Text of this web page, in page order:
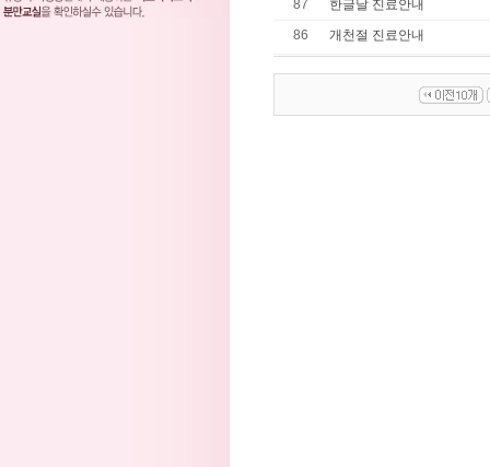
87
한글날 진료안내
86
개천절 진료안내